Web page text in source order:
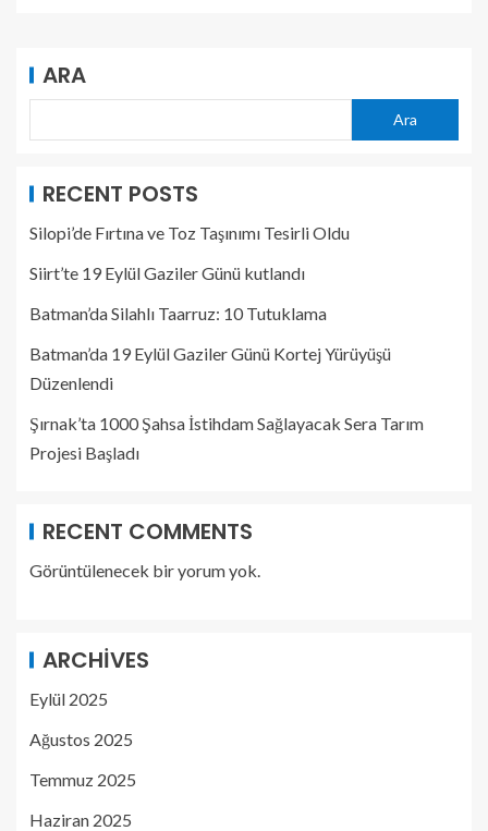
ARA
Ara
RECENT POSTS
Silopi’de Fırtına ve Toz Taşınımı Tesirli Oldu
Siirt’te 19 Eylül Gaziler Günü kutlandı
Batman’da Silahlı Taarruz: 10 Tutuklama
Batman’da 19 Eylül Gaziler Günü Kortej Yürüyüşü
Düzenlendi
Şırnak’ta 1000 Şahsa İstihdam Sağlayacak Sera Tarım
Projesi Başladı
RECENT COMMENTS
Görüntülenecek bir yorum yok.
ARCHIVES
Eylül 2025
Ağustos 2025
Temmuz 2025
Haziran 2025